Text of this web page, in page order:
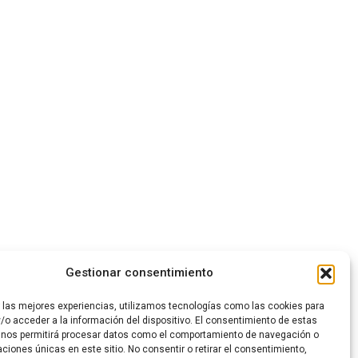
Gestionar consentimiento
las mejores experiencias, utilizamos tecnologías como las cookies para
o acceder a la información del dispositivo. El consentimiento de estas
permitirá procesar datos como el comportamiento de navegación o
únicas en este sitio. No consentir o retirar el consentimiento,